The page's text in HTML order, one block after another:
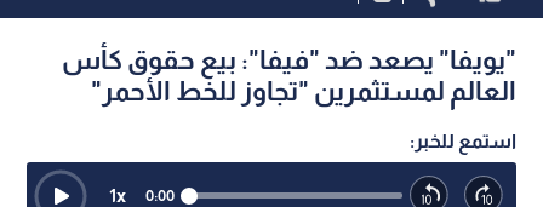
"يويفا" يصعد ضد "فيفا": بيع حقوق كأس
العالم لمستثمرين "تجاوز للخط الأحمر"
استمع للخبر:
0:00
1x